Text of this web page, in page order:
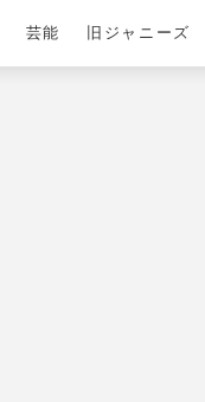
芸能 旧ジャニーズ